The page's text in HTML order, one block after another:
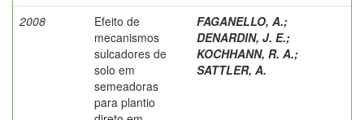
2008
Efeito de
mecanismos
sulcadores de
solo em
semeadoras
para plantio
FAGANELLO, A.;
DENARDIN, J. E.;
KOCHHANN, R. A.;
SATTLER, A.